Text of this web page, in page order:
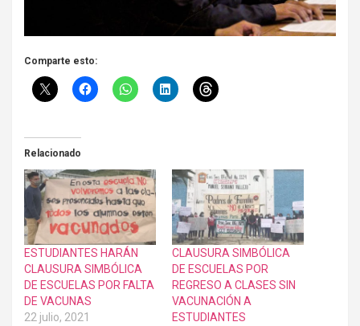
Comparte esto:
Relacionado
ESTUDIANTES HARÁN
CLAUSURA SIMBÓLICA
DE ESCUELAS POR FALTA
DE VACUNAS
22 julio, 2021
CLAUSURA SIMBÓLICA
DE ESCUELAS POR
REGRESO A CLASES SIN
VACUNACIÓN A
ESTUDIANTES